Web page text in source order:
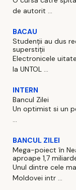
de autorit ...
BACAU
Studenții au dus
superstiții
Electronicele
la UNTOL ...
INTERN
Bancul Zilei
Un optimist si un
...
BANCUL ZILEI
Mega-poiect în
aproape 1,7
Unul dintre cele
Moldovei intr ...